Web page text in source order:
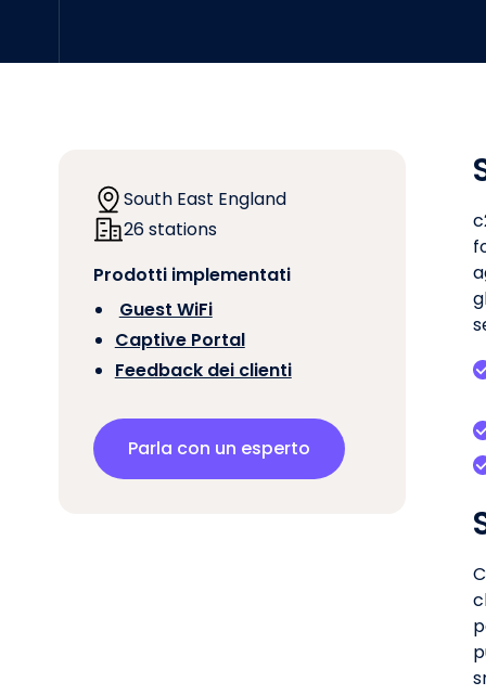
South East England
26 stations
Prodotti implementati
Guest WiFi
Captive Portal
Feedback dei clienti
Parla con un esperto